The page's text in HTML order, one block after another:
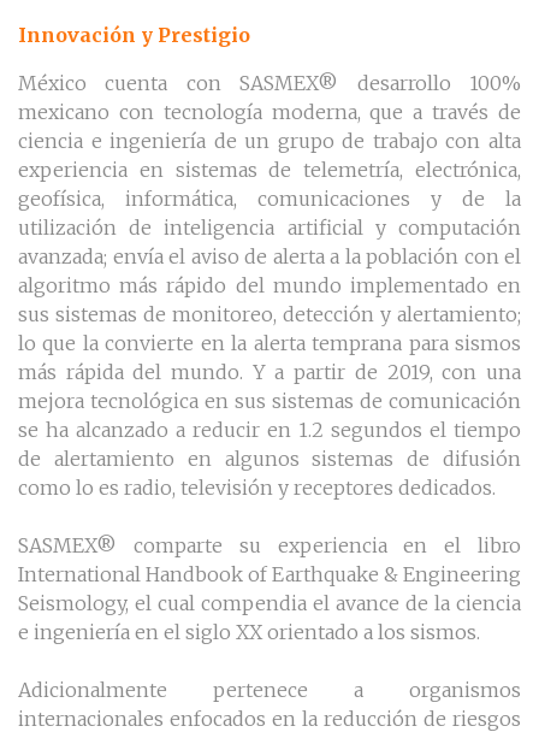
Innovación y Prestigio
México cuenta con SASMEX® desarrollo 100%
mexicano con tecnología moderna, que a través de
ciencia e ingeniería de un grupo de trabajo con alta
experiencia en sistemas de telemetría, electrónica,
geofísica, informática, comunicaciones y de la
utilización de inteligencia artificial y computación
avanzada; envía el aviso de alerta a la población con el
algoritmo más rápido del mundo implementado en
sus sistemas de monitoreo, detección y alertamiento;
lo que la convierte en la alerta temprana para sismos
más rápida del mundo. Y a partir de 2019, con una
mejora tecnológica en sus sistemas de comunicación
se ha alcanzado a reducir en 1.2 segundos el tiempo
de alertamiento en algunos sistemas de difusión
como lo es radio, televisión y receptores dedicados.
SASMEX® comparte su experiencia en el libro
International Handbook of Earthquake & Engineering
Seismology, el cual compendia el avance de la ciencia
e ingeniería en el siglo XX orientado a los sismos.
Adicionalmente pertenece a organismos
internacionales enfocados en la reducción de riesgos